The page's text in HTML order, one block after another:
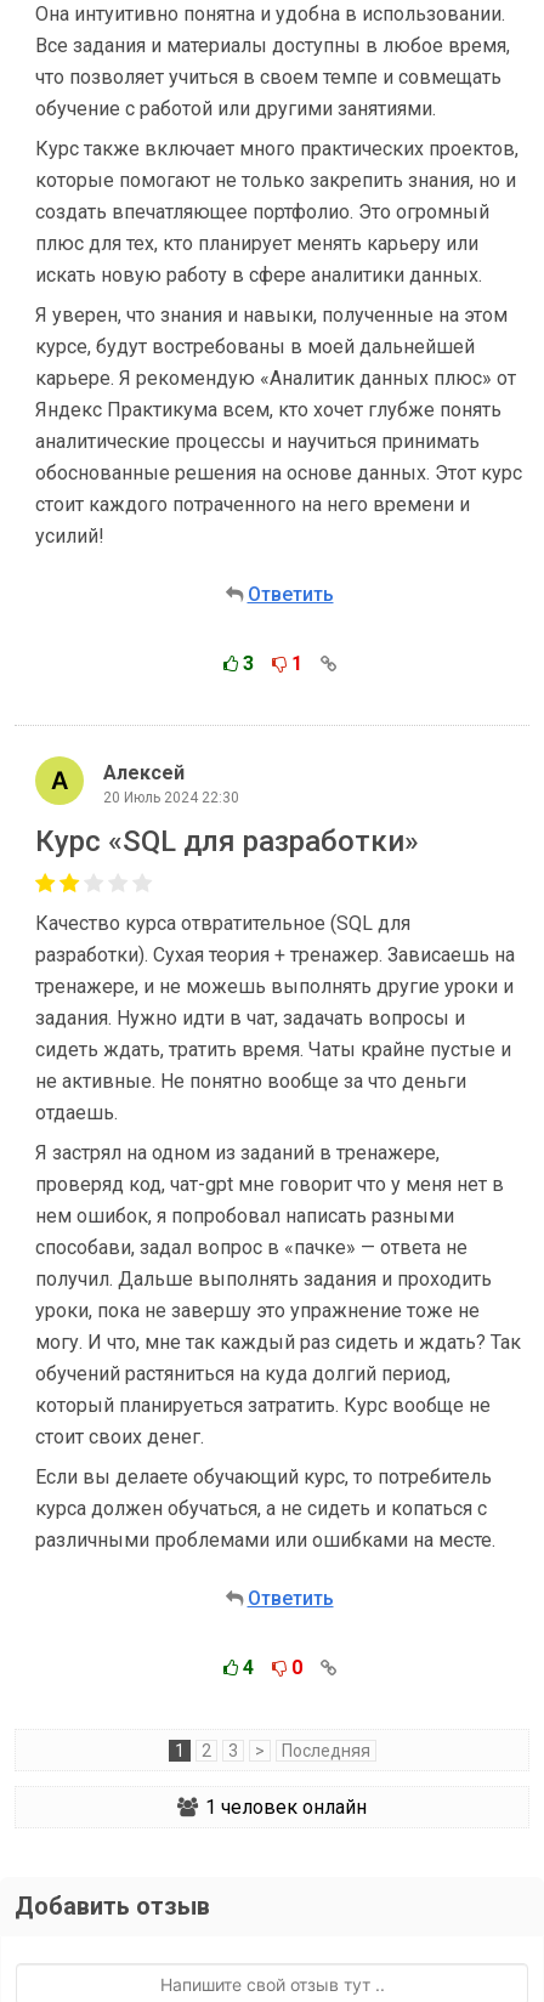
Она интуитивно понятна и удобна в использовании.
Все задания и материалы доступны в любое время,
что позволяет учиться в своем темпе и совмещать
обучение с работой или другими занятиями.
Курс также включает много практических проектов,
которые помогают не только закрепить знания, но и
создать впечатляющее портфолио. Это огромный
плюс для тех, кто планирует менять карьеру или
искать новую работу в сфере аналитики данных.
Я уверен, что знания и навыки, полученные на этом
курсе, будут востребованы в моей дальнейшей
карьере. Я рекомендую «Аналитик данных плюс» от
Яндекс Практикума всем, кто хочет глубже понять
аналитические процессы и научиться принимать
обоснованные решения на основе данных. Этот курс
стоит каждого потраченного на него времени и
усилий!
Ответить
3 1
Алексей
20 Июль 2024 22:30
Курс «SQL для разработки»
Качество курса отвратительное (SQL для
разработки). Сухая теория + тренажер. Зависаешь на
тренажере, и не можешь выполнять другие уроки и
задания. Нужно идти в чат, задачать вопросы и
сидеть ждать, тратить время. Чаты крайне пустые и
не активные. Не понятно вообще за что деньги
отдаешь.
Я застрял на одном из заданий в тренажере,
проверяд код, чат-gpt мне говорит что у меня нет в
нем ошибок, я попробовал написать разными
способави, задал вопрос в «пачке» — ответа не
получил. Дальше выполнять задания и проходить
уроки, пока не завершу это упражнение тоже не
могу. И что, мне так каждый раз сидеть и ждать? Так
обучений растяниться на куда долгий период,
который планируеться затратить. Курс вообще не
стоит своих денег.
Если вы делаете обучающий курс, то потребитель
курса должен обучаться, а не сидеть и копаться с
различными проблемами или ошибками на месте.
Ответить
4 0
1 2 3 > Последняя
1 человек онлайн
Добавить отзыв